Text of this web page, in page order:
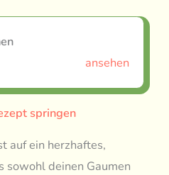
ansehen
springen
auf ein herzhaftes,
sowohl deinen Gaumen